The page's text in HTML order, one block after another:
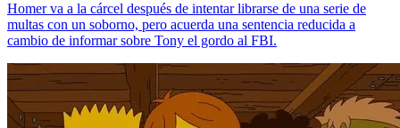
Homer va a la cárcel después de intentar librarse de una serie de
multas con un soborno, pero acuerda una sentencia reducida a
cambio de informar sobre Tony el gordo al FBI.